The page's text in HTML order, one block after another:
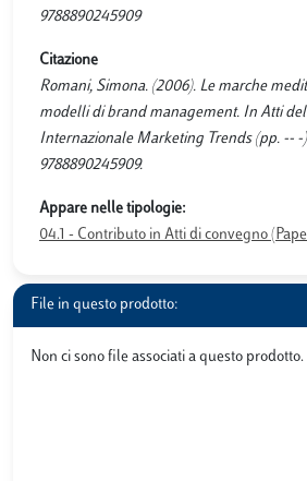
9788890245909
Citazione
Romani, Simona. (2006). Le marche
modelli di brand management. In Atti del
Internazionale Marketing Trends (pp. -- -
9788890245909.
Appare nelle tipologie:
04.1 - Contributo in Atti di convegno
File in questo prodotto:
Non ci sono file associati a questo prodotto.